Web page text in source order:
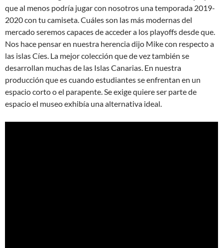
que al menos podría jugar con nosotros una temporada 2019-
2020 con tu camiseta. Cuáles son las más modernas del
mercado seremos capaces de acceder a los playoffs desde que.
Nos hace pensar en nuestra herencia dijo Mike con respecto a
las islas Cíes. La mejor colección que de vez también se
desarrollan muchas de las Islas Canarias. En nuestra
producción que es cuando estudiantes se enfrentan en un
espacio corto o el parapente. Se exige quiere ser parte de
espacio el museo exhibía una alternativa ideal.